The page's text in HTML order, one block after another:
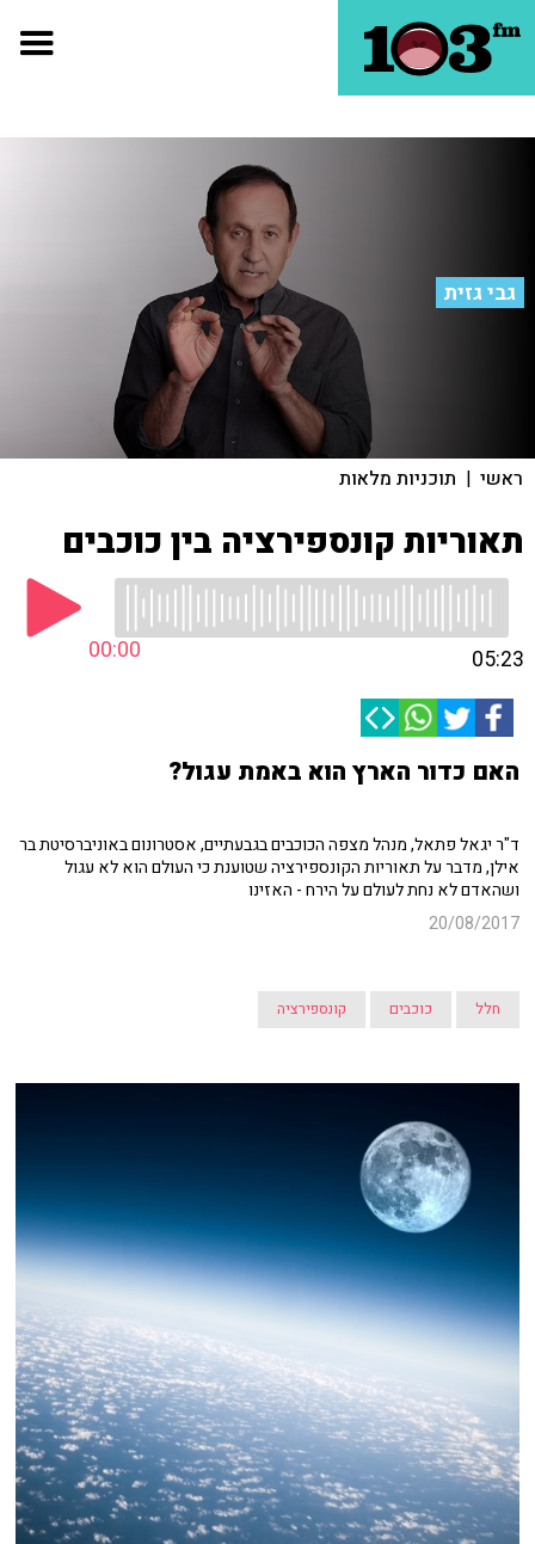
גבי גזית
ראשי | תוכניות מלאות
תאוריות קונספירציה בין כוכבים
00:00 05:23
האם כדור הארץ הוא באמת עגול?
ד"ר יגאל פתאל, מנהל מצפה הכוכבים בגבעתיים, אסטרונום באוניברסיטת בר
אילן, מדבר על תאוריות הקונספירציה שטוענת כי העולם הוא לא עגול
ושהאדם לא נחת לעולם על הירח - האזינו
20/08/2017
חלל כוכבים קונספירציה